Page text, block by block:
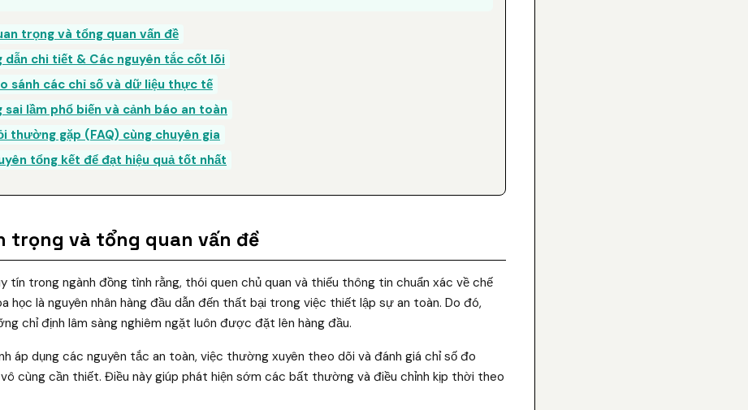
trọng và tổng quan vấn đề
dẫn chi tiết & Các nguyên tắc cốt lõi
sánh các chỉ số và dữ liệu thực tế
sai lầm phổ biến và cảnh báo an toàn
thường gặp (FAQ) cùng chuyên gia
tổng kết để đạt hiệu quả tốt nhất
trọng và tổng quan vấn đề
tín trong ngành đồng tình rằng, thói quen chủ quan và thiếu thông tin chuẩn xác về chế
học là nguyên nhân hàng đầu dẫn đến thất bại trong việc thiết lập sự an toàn. Do đó,
chỉ định lâm sàng nghiêm ngặt luôn được đặt lên hàng đầu.
áp dụng các nguyên tắc an toàn, việc thường xuyên theo dõi và đánh giá chỉ số đo
cùng cần thiết. Điều này giúp phát hiện sớm các bất thường và điều chỉnh kịp thời theo